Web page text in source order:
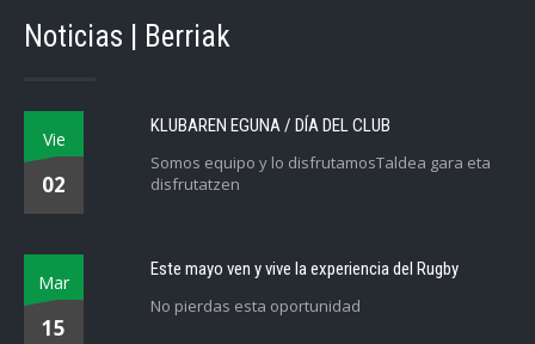
Noticias | Berriak
Vie
02
KLUBAREN EGUNA / DÍA DEL CLUB
Somos equipo y lo disfrutamosTaldea gara eta
disfrutatzen
Mar
15
Este mayo ven y vive la experiencia del Rugby
No pierdas esta oportunidad